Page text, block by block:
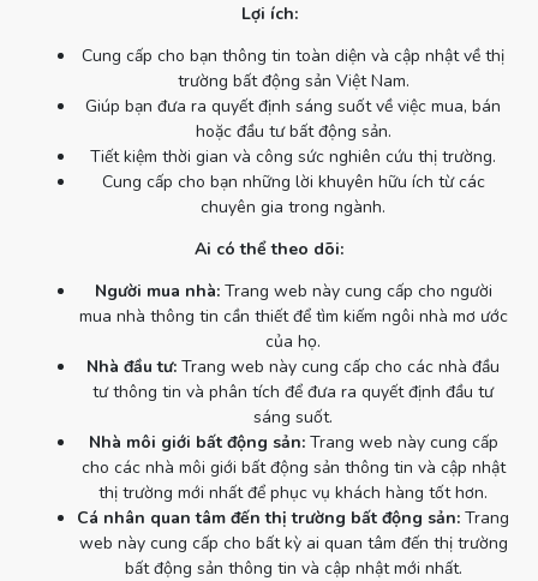
Lợi ích:
Cung cấp cho bạn thông tin toàn diện và cập nhật về thị
trường bất động sản Việt Nam.
Giúp bạn đưa ra quyết định sáng suốt về việc mua, bán
hoặc đầu tư bất động sản.
Tiết kiệm thời gian và công sức nghiên cứu thị trường.
Cung cấp cho bạn những lời khuyên hữu ích từ các
chuyên gia trong ngành.
Ai có thể theo dõi:
Người mua nhà:Trang web này cung cấp cho người
mua nhà thông tin cần thiết để tìm kiếm ngôi nhà mơ ước
của họ.
Nhà đầu tư: Trang web này cung cấp cho các nhà đầu
tư thông tin và phân tích để đưa ra quyết định đầu tư
sáng suốt.
Nhà môi giới bất động sản:Trang web này cung cấp
cho các nhà môi giới bất động sản thông tin và cập nhật
thị trường mới nhất để phục vụ khách hàng tốt hơn.
Cá nhân quan tâm đến thị trường bất động sản: Trang
web này cung cấp cho bất kỳ ai quan tâm đến thị trường
bất động sản thông tin và cập nhật mới nhất.